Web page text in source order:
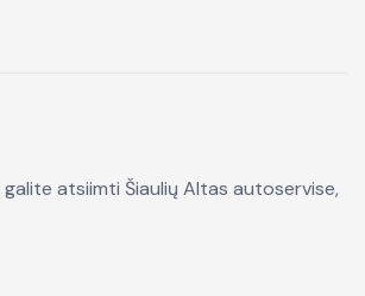
atsiimti Šiaulių Altas autoservise,